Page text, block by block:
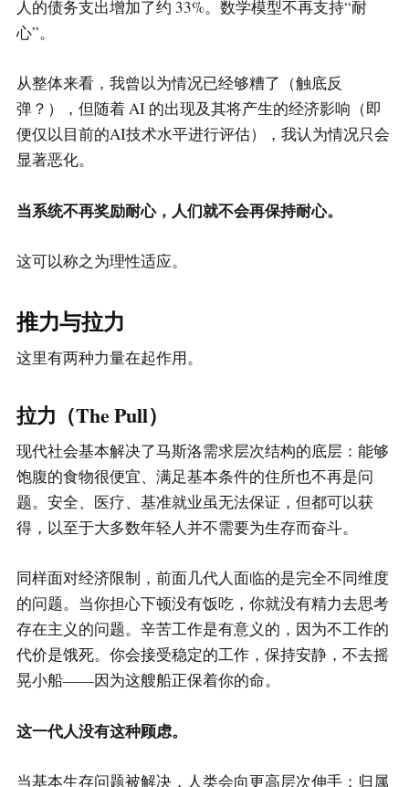
人的债务支出增加了约 33%。数学模型不再支持“耐
心”。
从整体来看，我曾以为情况已经够糟了（触底反
弹？），但随着 AI 的出现及其将产生的经济影响（即
便仅以目前的AI技术水平进行评估），我认为情况只会
显著恶化。
当系统不再奖励耐心，人们就不会再保持耐心。
这可以称之为理性适应。
推力与拉力
这里有两种力量在起作用。
拉力（The Pull）
现代社会基本解决了马斯洛需求层次结构的底层：能够
饱腹的食物很便宜、满足基本条件的住所也不再是问
题。安全、医疗、基准就业虽无法保证，但都可以获
得，以至于大多数年轻人并不需要为生存而奋斗。
同样面对经济限制，前面几代人面临的是完全不同维度
的问题。当你担心下顿没有饭吃，你就没有精力去思考
存在主义的问题。辛苦工作是有意义的，因为不工作的
代价是饿死。你会接受稳定的工作，保持安静，不去摇
晃小船——因为这艘船正保着你的命。
这一代人没有这种顾虑。
当基本生存问题被解决，人类会向更高层次伸手：归属